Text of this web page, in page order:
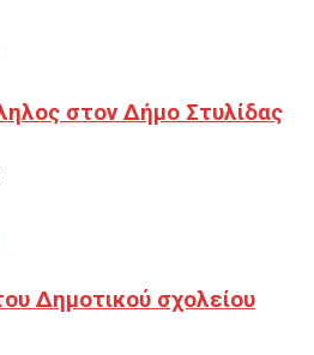
στον Δήμο Στυλίδας
Δημοτικού σχολείου